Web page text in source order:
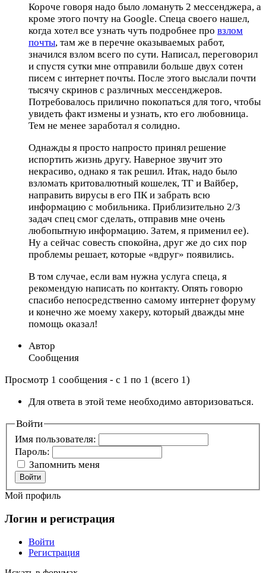
Короче говоря надо было ломануть 2 мессенджера, а
кроме этого почту на Google. Спеца своего нашел,
когда хотел все узнать чуть подробнее про взлом
почты, там же в перечне оказываемых работ,
значился взлом всего по сути. Написал, переговорил
и спустя сутки мне отправили больше двух сотен
писем с интернет почты. После этого выслали почти
тысячу скринов с различных мессенджеров.
Потребовалось прилично покопаться для того, чтобы
увидеть факт измены и узнать, кто его любовница.
Тем не менее заработал я солидно.
Однажды я просто напросто принял решение
испортить жизнь другу. Наверное звучит это
некрасиво, однако я так решил. Итак, надо было
взломать критовалютный кошелек, ТГ и Вайбер,
направить вирусы в его ПК и забрать всю
информацию с мобильника. Приблизительно 2/3
задач спец смог сделать, отправив мне очень
любопытную информацию. Затем, я применил ее).
Ну а сейчас совесть спокойна, друг же до сих пор
проблемы решает, которые «вдруг» появились.
В том случае, если вам нужна услуга спеца, я
рекомендую написать по контакту. Опять говорю
спасибо непосредственно самому интернет форуму
и конечно же моему хакеру, который дважды мне
помощь оказал!
Автор
Сообщения
Просмотр 1 сообщения - с 1 по 1 (всего 1)
Для ответа в этой теме необходимо авторизоваться.
Войти
Имя пользователя:
Пароль:
Запомнить меня
Войти
Мой профиль
Логин и регистрация
Войти
Регистрация